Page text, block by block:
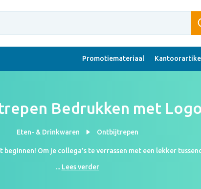
Promotiemateriaal
Bedrukken met
Eten- & Drinkwaren Ontbijtrepen
Om je collega’s te verrassen met een lekker
Bedrukte ontbijtrepen zijn al verkrijgbaar vanaf (prijs)
wel! Onze ontwerpers sturen je binnen enkele uren een
... Lees verder